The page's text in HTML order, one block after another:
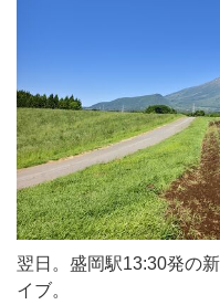
翌日。盛岡駅13:30発の
イブ。